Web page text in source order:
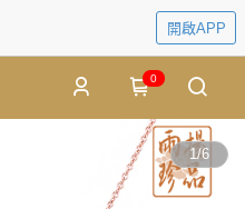
開啟APP
0
1/6